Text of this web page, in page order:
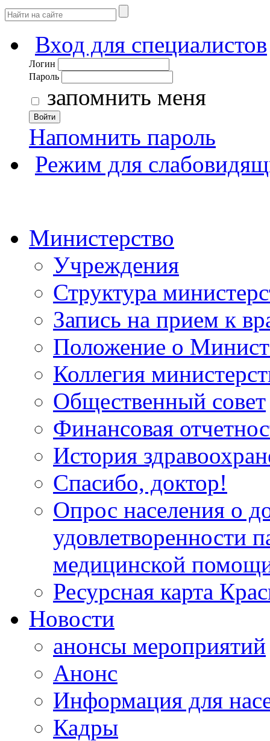
Вход для специалистов
Логин
Пароль
запомнить меня
Войти
Напомнить пароль
Режим для
Министерство
Учреждения
Структура
Запись на прием к
Положение о
Коллегия
Общественный совет
Финансовая
История
Спасибо, доктор!
Опрос населения о
удовлетворенности
медицинской
Ресурсная карта
Новости
анонсы мероприятий
Анонс
Информация для
Кадры